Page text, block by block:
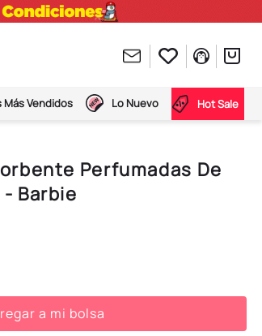
Más Vendidos Lo Nuevo Hot Sale
Perfumadas De
Barbie
a mi bolsa